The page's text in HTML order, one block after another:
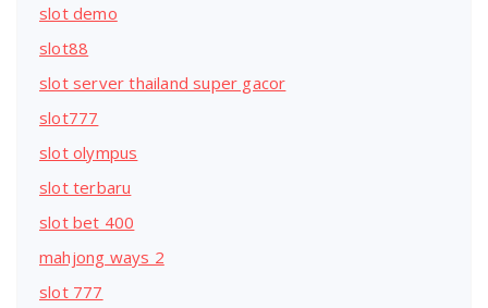
slot demo
slot88
slot server thailand super gacor
slot777
slot olympus
slot terbaru
slot bet 400
mahjong ways 2
slot 777